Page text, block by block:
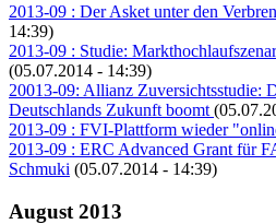
2013-09 : Der Asket unter den
14:39)
2013-09 : Studie:
(05.07.2014 - 14:39)
20013-09: Allianz Zuversichtsstudie:
Deutschlands Zukunft boomt
2013-09 : FVI-Plattform wieder
2013-09 : ERC Advanced Grant für
Schmuki (05.07.2014 - 14:39)
August 2013